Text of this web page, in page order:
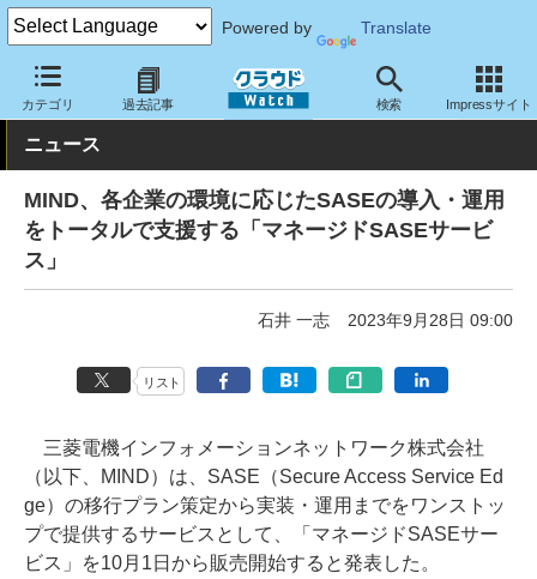
Powered by Translate
カテゴリ 過去記事 検索 Impressサイト
クラウド Watch セキュリティ セキュリティサービス
ニュース
MIND、各企業の環境に応じたSASEの導入・運用
をトータルで支援する「マネージドSASEサービ
ス」
石井 一志 2023年9月28日 09:00
リスト
三菱電機インフォメーションネットワーク株式会社
（以下、MIND）は、SASE（Secure Access Service Ed
ge）の移行プラン策定から実装・運用までをワンストッ
プで提供するサービスとして、「マネージドSASEサー
ビス」を10月1日から販売開始すると発表した。